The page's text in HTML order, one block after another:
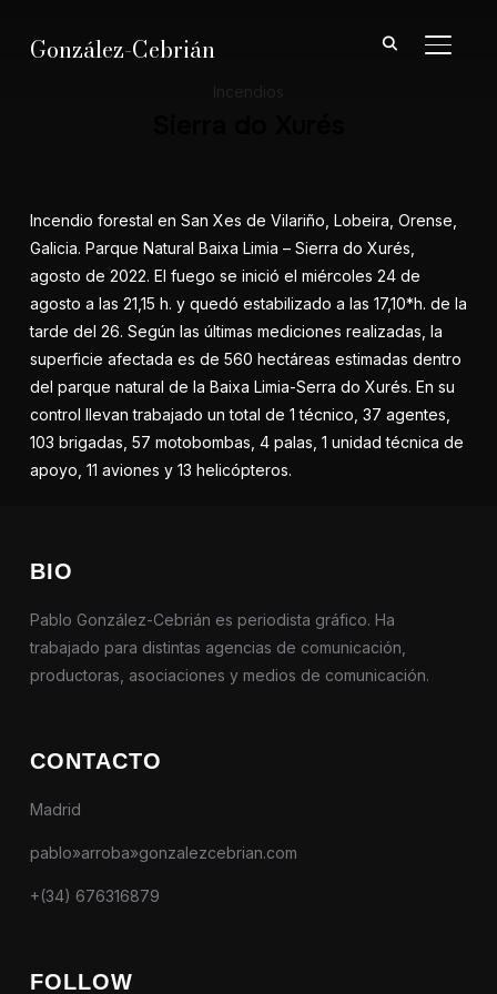
González-Cebrián
Incendio forestal en San Xes de Vilariño, Lobeira, Orense,
Galicia. Parque Natural Baixa Limia – Sierra do Xurés,
agosto de 2022. El fuego se inició el miércoles 24 de
agosto a las 21,15 h. y quedó estabilizado a las 17,10*h. de la
tarde del 26. Según las últimas mediciones realizadas, la
superficie afectada es de 560 hectáreas estimadas dentro
del parque natural de la Baixa Limia-Serra do Xurés. En su
control llevan trabajado un total de 1 técnico, 37 agentes,
103 brigadas, 57 motobombas, 4 palas, 1 unidad técnica de
apoyo, 11 aviones y 13 helicópteros.
BIO
Pablo González-Cebrián es periodista gráfico. Ha
trabajado para distintas agencias de comunicación,
productoras, asociaciones y medios de comunicación.
CONTACTO
Madrid
pablo»arroba»gonzalezcebrian.com
+(34) 676316879
FOLLOW